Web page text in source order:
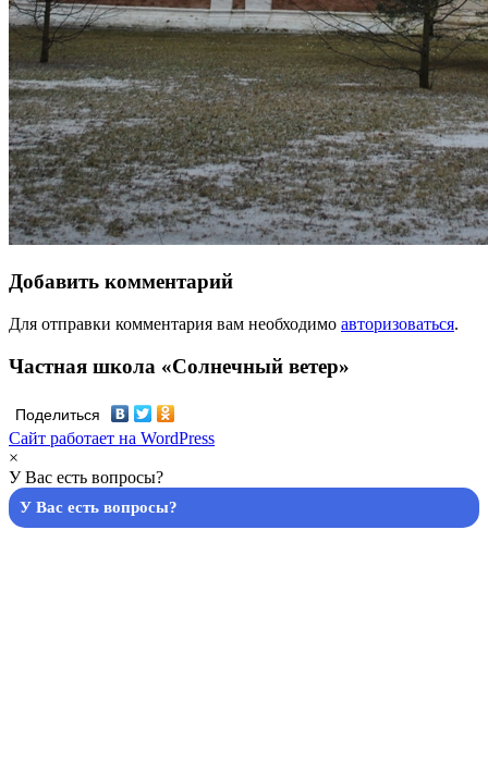
Добавить комментарий
Для отправки комментария вам необходимо авторизоваться.
Частная школа «Солнечный ветер»
Поделиться
Сайт работает на WordPress
×
У Вас есть вопросы?
У Вас есть вопросы?